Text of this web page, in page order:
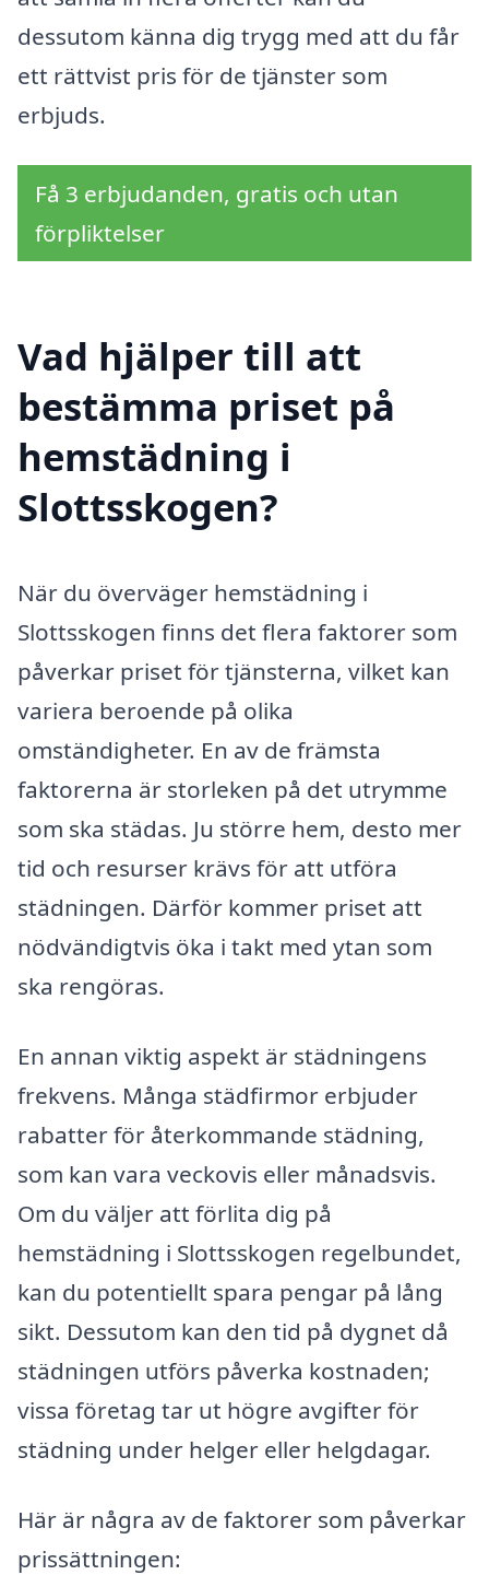
dessutom känna dig trygg med att du får
ett rättvist pris för de tjänster som
erbjuds.
Få 3 erbjudanden, gratis och utan
förpliktelser
Vad hjälper till att
bestämma priset på
hemstädning i
Slottsskogen?
När du överväger hemstädning i
Slottsskogen finns det flera faktorer som
påverkar priset för tjänsterna, vilket kan
variera beroende på olika
omständigheter. En av de främsta
faktorerna är storleken på det utrymme
som ska städas. Ju större hem, desto mer
tid och resurser krävs för att utföra
städningen. Därför kommer priset att
nödvändigtvis öka i takt med ytan som
ska rengöras.
En annan viktig aspekt är städningens
frekvens. Många städfirmor erbjuder
rabatter för återkommande städning,
som kan vara veckovis eller månadsvis.
Om du väljer att förlita dig på
hemstädning i Slottsskogen regelbundet,
kan du potentiellt spara pengar på lång
sikt. Dessutom kan den tid på dygnet då
städningen utförs påverka kostnaden;
vissa företag tar ut högre avgifter för
städning under helger eller helgdagar.
Här är några av de faktorer som påverkar
prissättningen: